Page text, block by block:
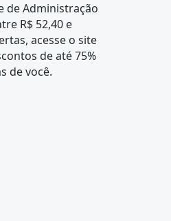
de Administração
R$ 52,40 e
acesse o site
de até 75%
de você.